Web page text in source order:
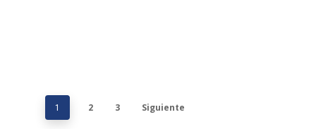
1 2 3 Siguiente